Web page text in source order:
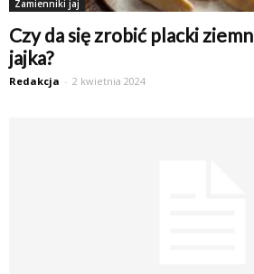
Zamienniki jaj
Czy da się zrobić placki
jajka?
Redakcja - 2 kwietnia 2024